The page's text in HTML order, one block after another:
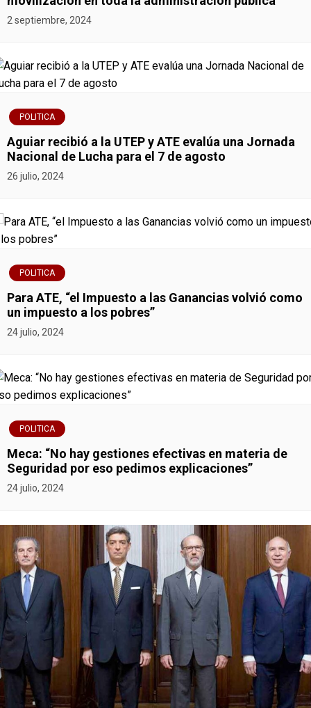
d
e
t
r
a
d
a
s
2 septiembre, 2024
POLITICA
Aguiar recibió a la UTEP y ATE evalúa una Jornada
Nacional de Lucha para el 7 de agosto
26 julio, 2024
POLITICA
Para ATE, “el Impuesto a las Ganancias volvió como
un impuesto a los pobres”
24 julio, 2024
POLITICA
Meca: “No hay gestiones efectivas en materia de
Seguridad por eso pedimos explicaciones”
24 julio, 2024